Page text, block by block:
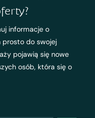
informacje o
do swojej
pojawią się nowe
osób, która się o